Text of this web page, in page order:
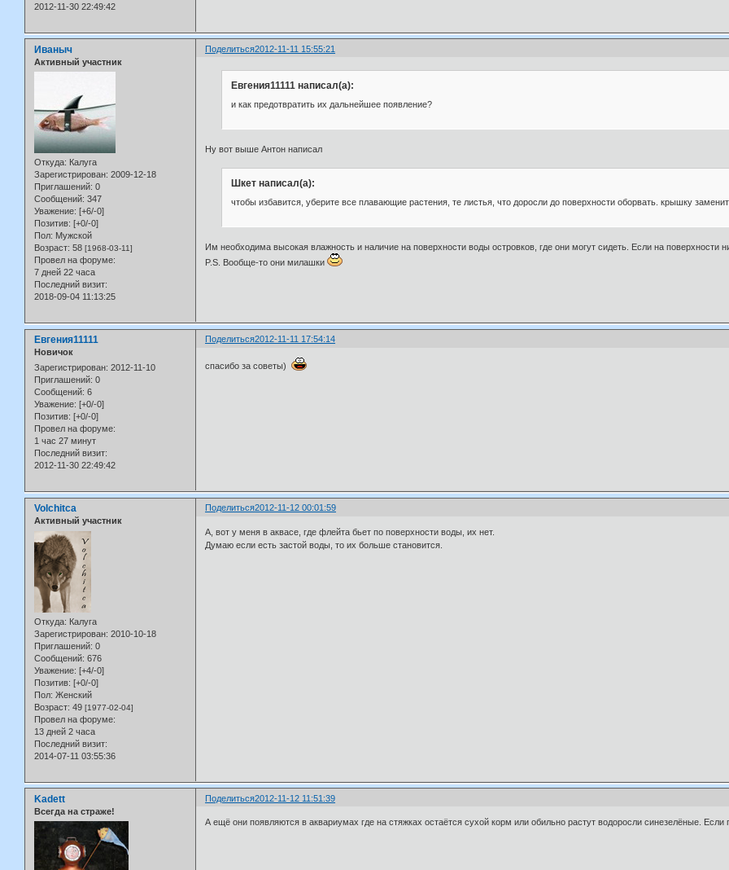
2012-11-30 22:49:42
Поделиться2012-11-11 15:55:21
Иваныч
Активный участник
Откуда: Калуга
Зарегистрирован: 2009-12-18
Приглашений: 0
Сообщений: 347
Уважение: [+6/-0]
Позитив: [+0/-0]
Пол: Мужской
Возраст: 58 [1968-03-11]
Провел на форуме:
7 дней 22 часа
Последний визит:
2018-09-04 11:13:25
Евгения11111 написал(а):
и как предотвратить их дальнейшее появление?
Ну вот выше Антон написал
Шкет написал(а):
чтобы избавится, уберите все плавающие растения, те листья, что доросли до поверхности оборвать. крышку
Им необходима высокая влажность и наличие на поверхности воды островков, где они могут сидеть. Если на поверхности
P.S. Вообще-то они милашки
Поделиться2012-11-11 17:54:14
Евгения11111
Новичок
Зарегистрирован: 2012-11-10
Приглашений: 0
Сообщений: 6
Уважение: [+0/-0]
Позитив: [+0/-0]
Провел на форуме:
1 час 27 минут
Последний визит:
2012-11-30 22:49:42
спасибо за советы)
Поделиться2012-11-12 00:01:59
Volchitca
Активный участник
Откуда: Калуга
Зарегистрирован: 2010-10-18
Приглашений: 0
Сообщений: 676
Уважение: [+4/-0]
Позитив: [+0/-0]
Пол: Женский
Возраст: 49 [1977-02-04]
Провел на форуме:
13 дней 2 часа
Последний визит:
2014-07-11 03:55:36
А, вот у меня в аквасе, где флейта бьет по поверхности воды, их нет.
Думаю если есть застой воды, то их больше становится.
Поделиться2012-11-12 11:51:39
Kadett
Всегда на страже!
А ещё они появляются в аквариумах где на стяжках остаётся сухой корм или обильно растут водоросли синезелёные.